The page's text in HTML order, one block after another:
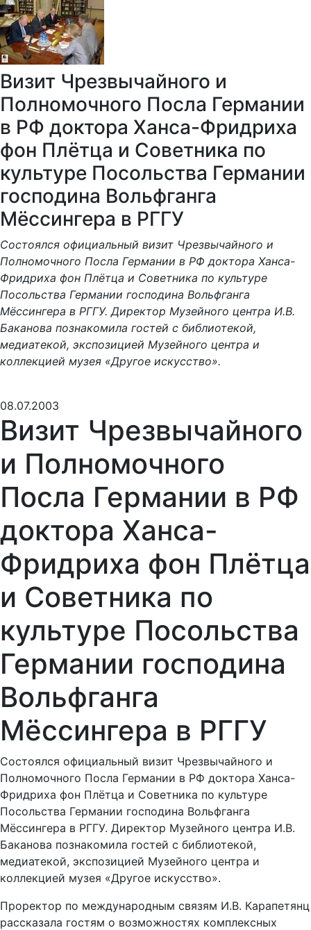
Визит Чрезвычайного и
Полномочного Посла Германии
в РФ доктора Ханса-Фридриха
фон Плётца и Советника по
культуре Посольства Германии
господина Вольфганга
Мёссингера в РГГУ
Состоялся официальный визит Чрезвычайного и
Полномочного Посла Германии в РФ доктора Ханса-
Фридриха фон Плётца и Советника по культуре
Посольства Германии господина Вольфганга
Мёссингера в РГГУ. Директор Музейного центра И.В.
Баканова познакомила гостей с библиотекой,
медиатекой, экспозицией Музейного центра и
коллекцией музея «Другое искусство».
08.07.2003
Визит Чрезвычайного
и Полномочного
Посла Германии в РФ
доктора Ханса-
Фридриха фон Плётца
и Советника по
культуре Посольства
Германии господина
Вольфганга
Мёссингера в РГГУ
Состоялся официальный визит Чрезвычайного и
Полномочного Посла Германии в РФ доктора Ханса-
Фридриха фон Плётца и Советника по культуре
Посольства Германии господина Вольфганга
Мёссингера в РГГУ. Директор Музейного центра И.В.
Баканова познакомила гостей с библиотекой,
медиатекой, экспозицией Музейного центра и
коллекцией музея «Другое искусство».
Проректор по международным связям И.В. Карапетянц
рассказала гостям о возможностях комплексных